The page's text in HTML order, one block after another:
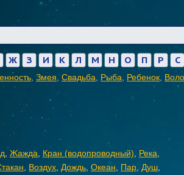
Ж З И К Л М Н О П Р С
Змея Свадьба Рыба Ребенок
Жажда Кран (водопроводный) Река
Воздух Дождь Океан Пар ,Душ